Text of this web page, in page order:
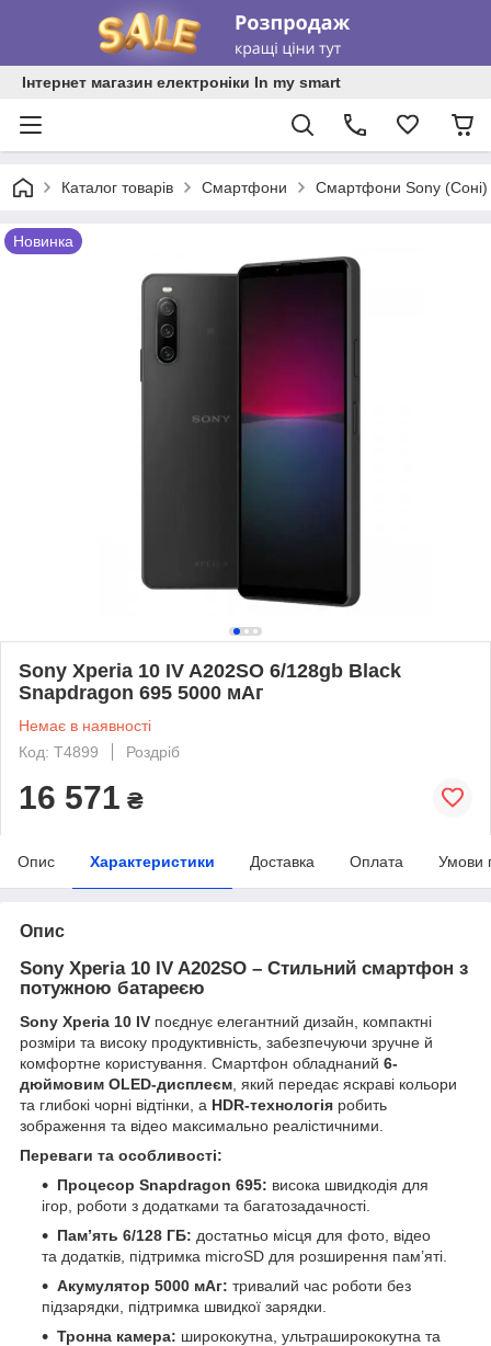
Інтернет магазин електроніки In my smart
Каталог товарів Смартфони Смартфони Sony (Соні)
Новинка
Sony Xperia 10 IV A202SO 6/128gb Black
Snapdragon 695 5000 мАг
Немає в наявності
Код: T4899
Роздріб
16 571 ₴
Опис Характеристики Доставка Оплата Умови
Опис
Sony Xperia 10 IV A202SO – Стильний смартфон з
потужною батареєю
Sony Xperia 10 IV поєднує елегантний дизайн, компактні
розміри та високу продуктивність, забезпечуючи зручне й
комфортне користування. Смартфон обладнаний 6-
дюймовим OLED-дисплеєм , який передає яскраві кольори
та глибокі чорні відтінки, а HDR-технологія робить
зображення та відео максимально реалістичними.
Переваги та особливості:
Процесор Snapdragon 695: висока швидкодія для
ігор, роботи з додатками та багатозадачності.
Пам’ять 6/128 ГБ: достатньо місця для фото, відео
та додатків, підтримка microSD для розширення пам’яті.
Акумулятор 5000 мАг: тривалий час роботи без
підзарядки, підтримка швидкої зарядки.
Тронна камера: ширококутна, ультраширококутна та